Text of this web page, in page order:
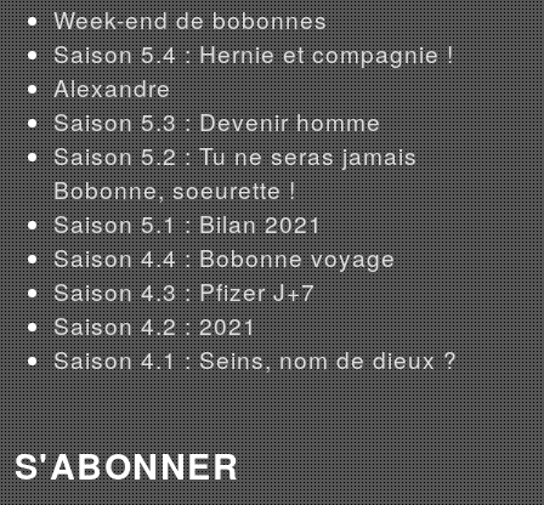
Week-end de bobonnes
Saison 5.4 : Hernie et compagnie !
Alexandre
Saison 5.3 : Devenir homme
Saison 5.2 : Tu ne seras jamais
Bobonne, soeurette !
Saison 5.1 : Bilan 2021
Saison 4.4 : Bobonne voyage
Saison 4.3 : Pfizer J+7
Saison 4.2 : 2021
Saison 4.1 : Seins, nom de dieux ?
S'ABONNER